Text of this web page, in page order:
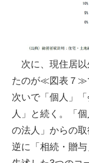
次に、現住居
たのが≪図表７≫
次いで「個人」
人」と続く。「
の法人」からの
逆に「相続・贈与